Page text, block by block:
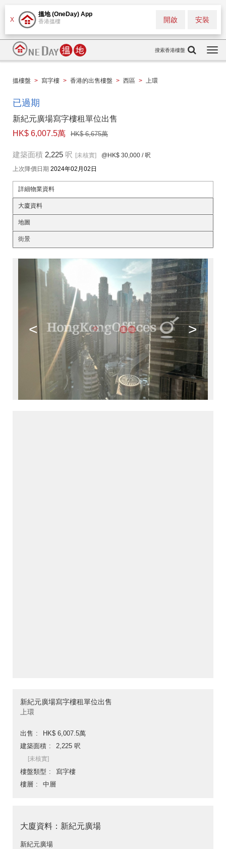
X
搵地 (OneDay) App
香港搵樓 安裝
開啟
搜索香港樓盤
搵樓盤 > 寫字樓 > 香港的出售樓盤 > 西區 > 上環
已過期
新紀元廣場寫字樓租單位出售
HK$ 6,007.5萬
HK$ 6,675萬
建築面積 2,225 呎 [未核實] @HK$ 30,000 / 呎
上次降價日期 2024年02月02日
詳細物業資料
大廈資料
地圖
街景
< >
新紀元廣場寫字樓租單位出售
上環
出售
HK$ 6,007.5萬
建築面積
2,225 呎
[未核實]
樓盤類型
寫字樓
樓層
中層
大廈資料：新紀元廣場
新紀元廣場